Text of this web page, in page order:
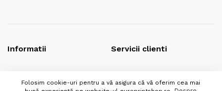
Informatii Servicii clienti
Folosim cookie-uri pentru a vă asigura că vă oferim cea mai